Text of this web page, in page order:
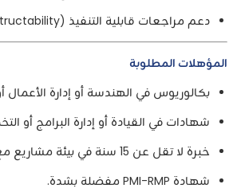
دعم مراجعات قابلية التنفيذ (Constructability) ومراجعات الجداول والتكاليف.
المؤهلات المطلوبة
بكالوريوس في الهندسة أو إدارة
شهادات في القيادة أو إدارة البرامج أو
خبرة لا تقل عن 15 سنة في بيئة مشاريع مع التركيز على إدارة المخاطر.
شهادة PMI-RMP مفضلة بشدة.